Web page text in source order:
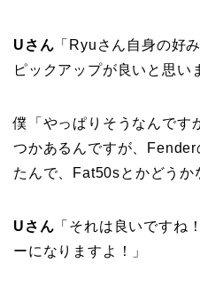
Uさん 「Ryuさん自身の好
ピックアップが良いと思い
僕「やっぱりそうなんです
つかあるんですが、
たんで、Fat50sとかどうか
Uさん 「それは良いですね
ーになりますよ！」